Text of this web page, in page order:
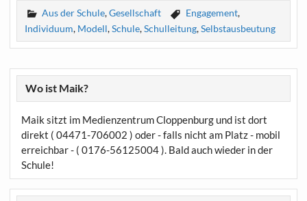
Aus der Schule,Gesellschaft Engagement,
Individuum, Modell,Schule,Schulleitung,Selbstausbeutung
Wo ist Maik?
Maik sitzt im Medienzentrum Cloppenburg und ist dort
direkt ( 04471-706002 ) oder - falls nicht am Platz - mobil
erreichbar - ( 0176-56125004 ). Bald auch wieder in der
Schule!